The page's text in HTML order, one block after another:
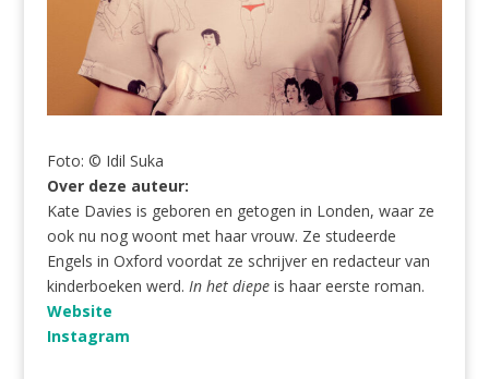
Foto: © Idil Suka
Over deze auteur:
Kate Davies is geboren en getogen in Londen, waar ze
ook nu nog woont met haar vrouw. Ze studeerde
Engels in Oxford voordat ze schrijver en redacteur van
kinderboeken werd. In het diepeis haar eerste roman.
Website
Instagram